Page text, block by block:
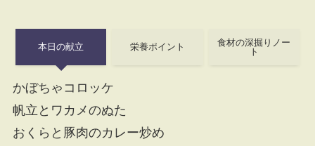
本日の献立 栄養ポイント
食材の深掘りノー
ト
かぼちゃコロッケ
帆立とワカメのぬた
おくらと豚肉のカレー炒め